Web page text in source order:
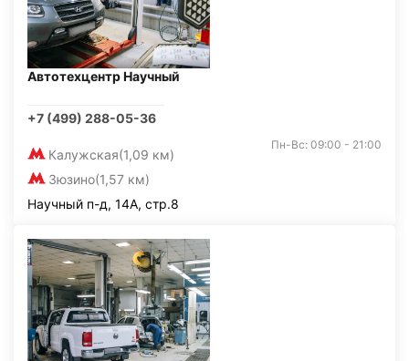
Автотехцентр Научный
+7 (499) 288-05-36
Калужская(1,09 км)
Зюзино(1,57 км)
Пн-Вс: 09:00 - 21:00
Научный п-д, 14А, стр.8